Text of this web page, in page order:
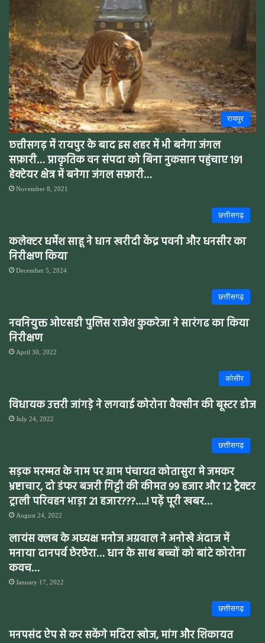
रायपुर
छत्तीसगढ़ में रायपुर के बाद इस शहर में भी बनेगा जंगल
सफ़ारी… प्राकृतिक वन संपदा को बिना नुकसान पहुंचाए 191
हेक्टेयर क्षेत्र में बनेगा जंगल सफ़ारी…
November 8, 2021
छत्तीसगढ़
कलेक्टर धर्मेश साहू ने धान खरीदी केंद्र पवनी और धनसीर का
निरीक्षण किया
December 5, 2024
छत्तीसगढ़
नवनियुक्त ओएसडी पुलिस राजेश कुकरेजा ने सारंगढ का किया
निरीक्षण
April 30, 2022
कोसीर
विधायक उत्तरी जांगड़े ने लगवाई कोरोना वैक्सीन की बूस्टर डोज
July 24, 2022
छत्तीसगढ़
सड़क मरम्मत के नाम पर ग्राम पंचायत कोतासुरा मे जमकर
भ्रष्टाचार, दो डंफर बजरी गिट्टी की कीमत 99 हजार और 12 ट्रैक्टर
ट्राली परिवहन भाड़ा 21 हजार???….! पढ़ें पूरी खबर…
August 24, 2022
लायंस क्लब के अध्यक्ष मनोज अग्रवाल ने अनोखे अंदाज में
मनाया दानपर्व छेरछेरा… धान के साथ बच्चों को बांटे कोरोना
कवच…
January 17, 2022
छत्तीसगढ़
मनपसंद ऐप से कर सकेंगे मदिरा खोज, मांग और शिकायत